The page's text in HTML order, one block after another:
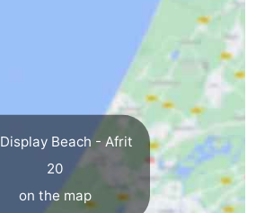
Display Beach - Afrit
20
on the map